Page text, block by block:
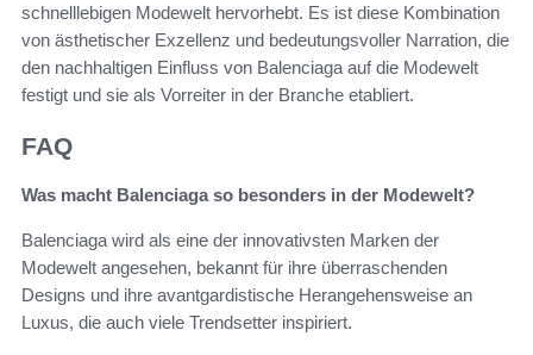
schnelllebigen Modewelt hervorhebt. Es ist diese Kombination
von ästhetischer Exzellenz und bedeutungsvoller Narration, die
den nachhaltigen Einfluss von Balenciaga auf die Modewelt
festigt und sie als Vorreiter in der Branche etabliert.
FAQ
Was macht Balenciaga so besonders in der Modewelt?
Balenciaga wird als eine der innovativsten Marken der
Modewelt angesehen, bekannt für ihre überraschenden
Designs und ihre avantgardistische Herangehensweise an
Luxus, die auch viele Trendsetter inspiriert.